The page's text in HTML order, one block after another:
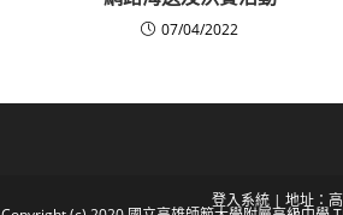
07/04/2022
登入系統 | 地址：